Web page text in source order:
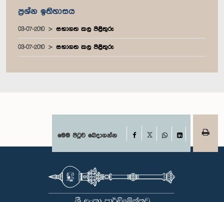
ප්‍රශ්න ඉතිහාසය
03-07-2010 සභාගත කල පිළිතුරු
03-07-2010 සභාගත කල පිළිතුරු
මෙම පිටුව බෙදාගන්න Facebook
WhatsAppLinkedIn